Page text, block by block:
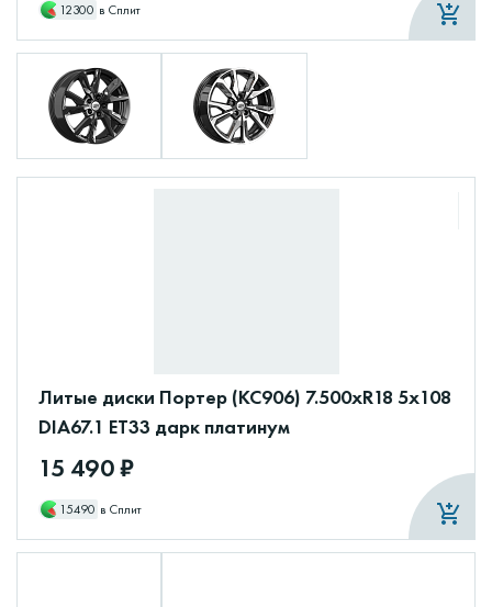
12300 в Сплит
Литые диски Портер (КС906) 7.500xR18 5x108
DIA67.1 ET33 дарк платинум
15 490 ₽
15490 в Сплит